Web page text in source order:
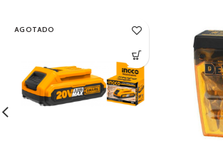
AGOTADO